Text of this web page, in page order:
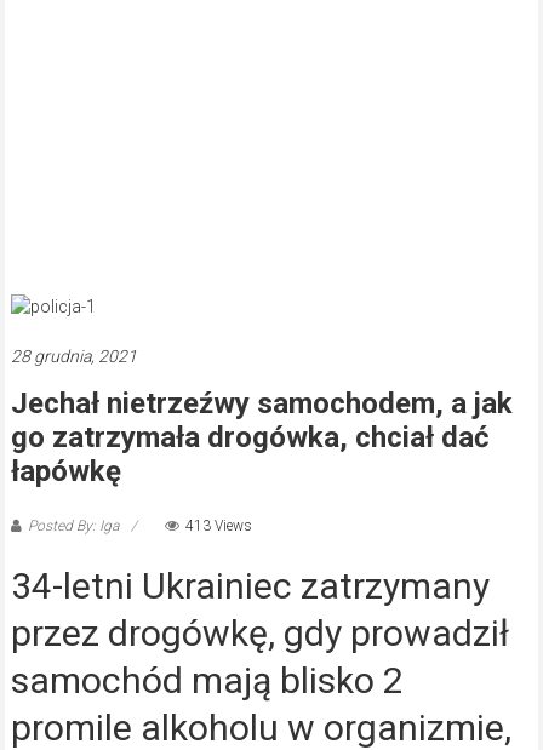
28 grudnia, 2021
Jechał nietrzeźwy samochodem, a jak
go zatrzymała drogówka, chciał dać
łapówkę
Posted By: Iga 413 Views
34-letni Ukrainiec zatrzymany
przez drogówkę, gdy prowadził
samochód mają blisko 2
promile alkoholu w organizmie,